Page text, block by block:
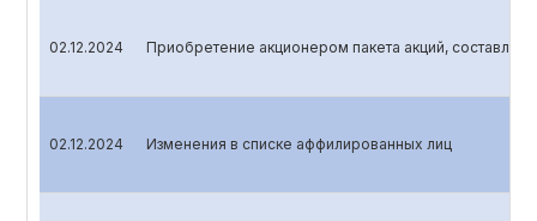
02.12.2024 Приобретение акционером пакета акций,
02.12.2024 Изменения в списке аффилированных лиц